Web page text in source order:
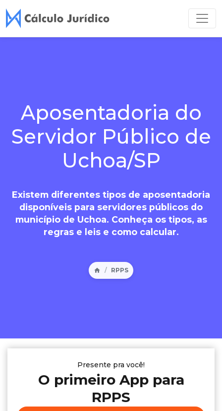
Aposentadoria do
Servidor Público de
Uchoa/SP
Existem diferentes tipos de aposentadoria
disponíveis para servidores públicos do
município de Uchoa. Conheça os tipos, as
regras e leis e como calcular.
RPPS
Presente pra você!
O primeiro App para
RPPS